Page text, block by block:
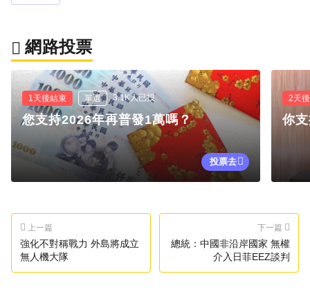
網路投票
1天後結束 單選 3.1K人已投
您支持2026年再普發1萬嗎？
投票去
2天
你
上一篇
強化不對稱戰力 外島將成立
無人機大隊
下一篇
總統：中國非沿岸國家 無權
介入日菲EEZ談判